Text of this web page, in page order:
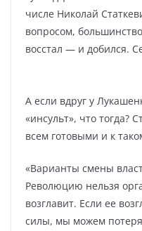
числе Николай
вопросом,
восстал — и добился.
А если вдруг у
«инсульт», что тогда?
всем готовыми и к
«Варианты смены
Революцию нельзя
возглавит. Если ее
силы, мы можем